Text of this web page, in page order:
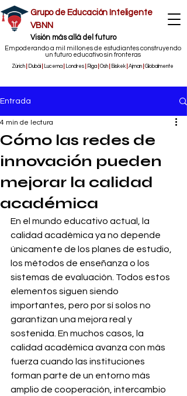
Grupo de Educación Inteligente
VBNN
​Visión más allá del futuro
Empoderando a mil millones de estudiantes construyendo
un futuro educativo sin fronteras
Zúrich Dubái Lucerna Londres Riga Osh Biskek Ajman Globalmente
Entrada
Cómo las redes de
innovación pueden
mejorar la calidad
académica
4 min de lectura
En el mundo educativo actual, la
calidad académica ya no depende
únicamente de los planes de estudio,
los métodos de enseñanza o los
sistemas de evaluación. Todos estos
elementos siguen siendo
importantes, pero por sí solos no
garantizan una mejora real y
sostenida. En muchos casos, la
calidad académica avanza con más
fuerza cuando las instituciones
forman parte de un entorno más
amplio de cooperación, intercambio